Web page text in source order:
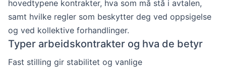
hovedtypene kontrakter, hva som må stå i avtalen,
samt hvilke regler som beskytter deg ved oppsigelse
og ved kollektive forhandlinger.
Typer arbeidskontrakter og hva de betyr
Fast stilling gir stabilitet og vanlige